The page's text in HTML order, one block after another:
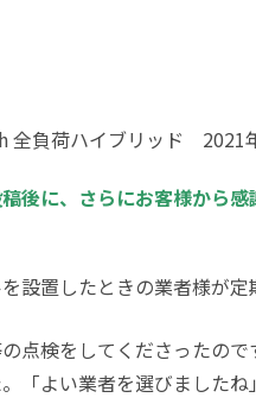
全負荷ハイブリッド 2021
後に、さらにお客様から感
設置したときの業者様が
点検をしてくださったの
「よい業者を選びましたね